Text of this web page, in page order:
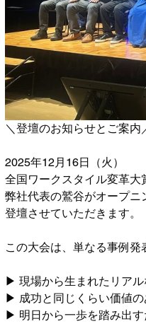
＼登壇のお知らせとご案内
2025年12月16日（火）
全国ワークスタイル変革大
弊社代表の鷲谷がオープニ
登壇させていただきます。
この大会は、単なる事例発
▶︎ 現場から生まれたリア
▶︎ 成功と同じくらい価値の
▶︎ 明日から一歩を踏み出